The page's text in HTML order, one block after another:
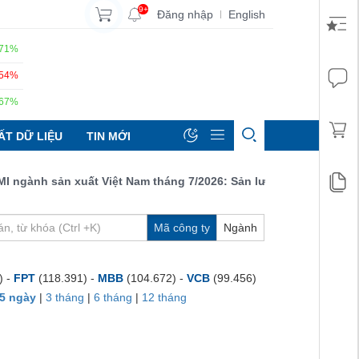
9+ Đăng nhập | English
DỮ LIỆU TIN MỚI
sản xuất Việt Nam tháng 7/2026: Sản lượng, số lượng đơn
Mã công ty Ngành
- FPT (118.391) - MBB (104.672) - VCB (99.456)
5 ngày | 3 tháng | 6 tháng | 12 tháng